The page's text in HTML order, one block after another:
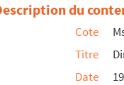
franco-suédoise"
du
Cote
Titre
Date